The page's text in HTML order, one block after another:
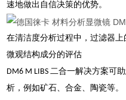
速地做出自信决策的优势。
在清洁度分析过程中，过滤器上
微观结构成分的评估
DM6 M LIBS 二合一解决方案可
析，例如矿石、合金、陶瓷等。